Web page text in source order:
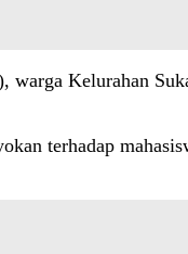
warga Kelurahan
terhadap